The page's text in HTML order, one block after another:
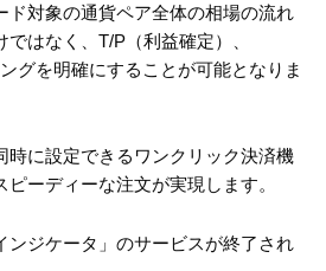
ド対象の通貨ペア全体の相場の流れ
はなく、T/P（利益確定）、
グを明確にすることが可能となりま
時に設定できるワンクリック決済機
ーディーな注文が実現します。
ンジケータ」のサービスが終了され